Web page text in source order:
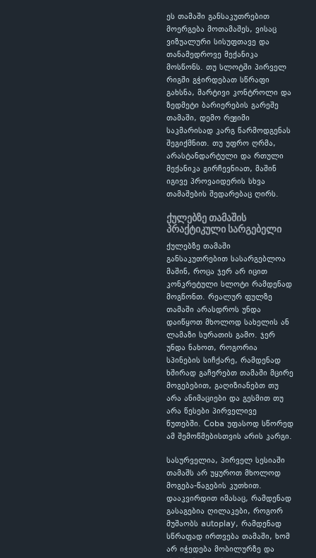
ეს თამაში განსაკუთრებით
მოერგება მოთამაშეს, ვისაც
ვიზუალური სისუფთავე და
თანამედროვე მექანიკა
მოსწონს. თუ სლოტში პირველ
რიგში გჭირდებათ სწრაფი
გახსნა, მარტივი კონტროლი და
ზედმეტი ბარიერების გარეშე
თამაში, დემო რეჟიმი
საკმარისად კარგ წარმოდგენას
შეგიქმნით. თუ უფრო ღრმა,
არასტანდარტული და რთული
მექანიკა გირჩევნიათ, მაშინ
იგივე პროვაიდერის სხვა
თამაშების შედარებაც ღირს.
ქულებზე თამაშის
პრაქტიკული სარგებელი
ქულებზე თამაში
განსაკუთრებით სასარგებლოა
მაშინ, როცა ჯერ არ იცით
კონკრეტული სლოტი რამდენად
მოგწონთ. რეალურ ფულზე
თამაში არასდროს უნდა
დაიწყოთ მხოლოდ სახელის ან
ლამაზი სურათის გამო. ჯერ
უნდა ნახოთ, როგორია
სპინების სიჩქარე, რამდენად
ხშირად გაჩერებთ თამაში მცირე
მოგებებით, გაღიზიანებთ თუ
არა ანიმაციები და გესმით თუ
არა წესები პირველივე
წუთებში. Coba უფასოდ სწორედ
ამ შემოწმებისთვის არის კარგი.
სასურველია, პირველ სესიაში
თამაშს არ უყუროთ მხოლოდ
მოგება-წაგების კუთხით.
დააკვირდით იმასაც, რამდენად
გასაგებია ღილაკები, როგორ
მუშაობს autoplay, რამდენად
სწრაფად ირთვება თამაში, ხომ
არ იჭედება მობილურზე და